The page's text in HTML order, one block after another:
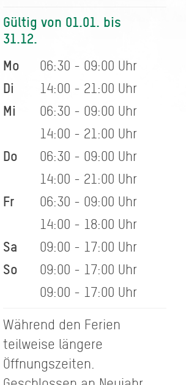
Gültig von 01.01. bis
31.12.
Mo
06:30 - 09:00 Uhr
Di 14:00 - 21:00 Uhr
Mi
06:30 - 09:00 Uhr
14:00 - 21:00 Uhr
Do
06:30 - 09:00 Uhr
14:00 - 21:00 Uhr
Fr
06:30 - 09:00 Uhr
14:00 - 18:00 Uhr
Sa 09:00 - 17:00 Uhr
So
09:00 - 17:00 Uhr
09:00 - 17:00 Uhr
Während den Ferien
teilweise längere
Öffnungszeiten.